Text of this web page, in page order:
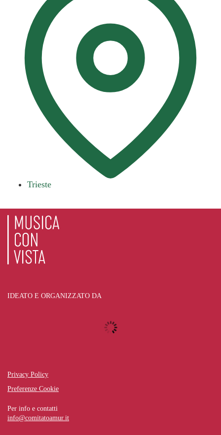
Trieste
IDEATO E ORGANIZZATO DA
Privacy Policy
Preferenze Cookie
Per info e contatti
info@comitatoamur.it